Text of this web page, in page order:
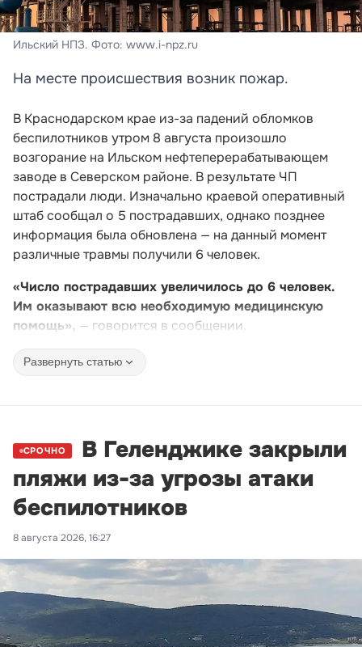
Ильский НПЗ. Фото: www.i-npz.ru
На месте происшествия возник пожар.
В Краснодарском крае из-за падений обломков
беспилотников утром 8 августа произошло
возгорание на Ильском нефтеперерабатывающем
заводе в Северском районе. В результате ЧП
пострадали люди. Изначально краевой оперативный
штаб сообщал о 5 пострадавших, однако позднее
информация была обновлена — на данный момент
различные травмы получили 6 человек.
«Число пострадавших увеличилось до 6 человек.
Им оказывают всю необходимую медицинскую
помощь», — говорится в сообщении.
Развернуть статью
СРОЧНО
В Геленджике закрыли
пляжи из-за угрозы атаки
беспилотников
8 августа 2026, 16:27